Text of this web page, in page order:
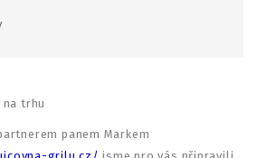
trhu
panem Markem